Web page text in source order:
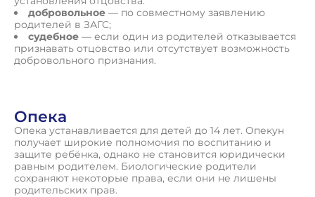
добровольное — по совместному заявлению
родителей в ЗАГС;
судебное — если один из родителей отказывается
признавать отцовство или отсутствует возможность
добровольного признания.
Опека
Опека устанавливается для детей до 14 лет. Опекун
получает широкие полномочия по воспитанию и
защите ребёнка, однако не становится юридически
равным родителем. Биологические родители
сохраняют некоторые права, если они не лишены
родительских прав.